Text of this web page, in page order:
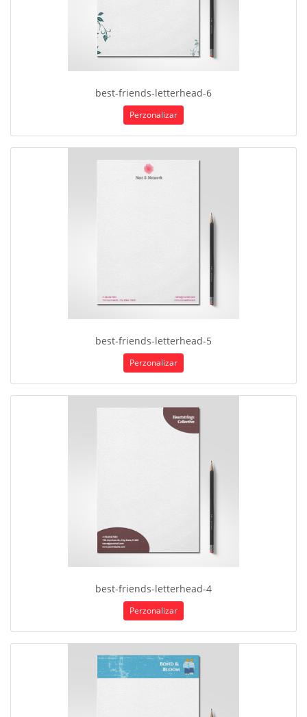
best-friends-letterhead-6
Perzonalizar
best-friends-letterhead-5
Perzonalizar
best-friends-letterhead-4
Perzonalizar